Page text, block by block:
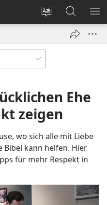
Websitesprache
ändern
Anmelden
(öffnet
Suche
Ehe
zeigen
wo sich alle mit Liebe
Bibel kann helfen. Hier
für mehr Respekt in